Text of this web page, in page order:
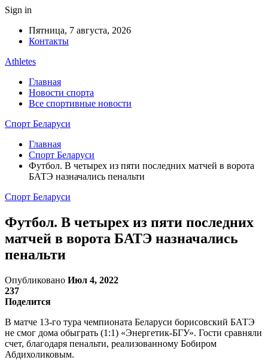
Sign in
Пятница, 7 августа, 2026
Контакты
Athletes
Главная
Новости спорта
Все спортивные новости
Спорт Беларуси
Главная
Спорт Беларуси
Футбол. В четырех из пяти последних матчей в ворота
БАТЭ назначались пенальти
Спорт Беларуси
Футбол. В четырех из пяти последних
матчей в ворота БАТЭ назначались
пенальти
Опубликовано Июл 4, 2022
237
Поделится
В матче 13-го тура чемпионата Беларуси борисовский БАТЭ
не смог дома обыграть (1:1) «Энергетик-БГУ». Гости сравняли
счет, благодаря пенальти, реализованному Бобиром
Абдихоликовым.